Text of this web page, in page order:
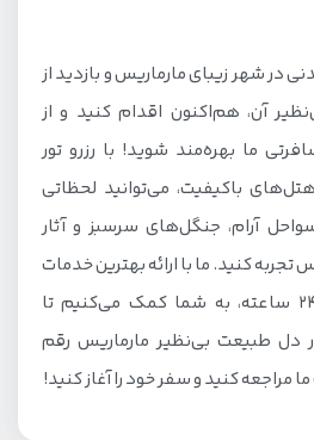
در شهر زیبای مارماریس و بازدید از
آن، هم‌اکنون اقدام کنید و از
ما بهره‌مند شوید! با رزرو تور
باکیفیت، می‌توانید لحظاتی
آرام، جنگل‌های سرسبز و آثار
کنید. ما با ارائه بهترین خدمات
گردشگری و پشتیبانی ۲۴ ساعته، به شما کمک می‌کنیم تا
دل طبیعت بی‌نظیر مارماریس رقم
مراجعه کنید و سفر خود را آغاز کنید!